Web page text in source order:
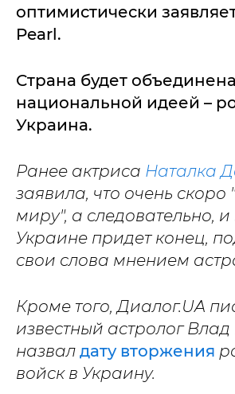
оптимистически
Pearl.
Страна будет
национальной идеей –
Украина.
Ранее актриса Наталка
заявила, что очень скоро
миру", а следовательно,
Украине придет конец,
свои слова мнением
Кроме того, Диалог.UA
известный астролог Влад
назвал дату вторжения
войск в Украину.